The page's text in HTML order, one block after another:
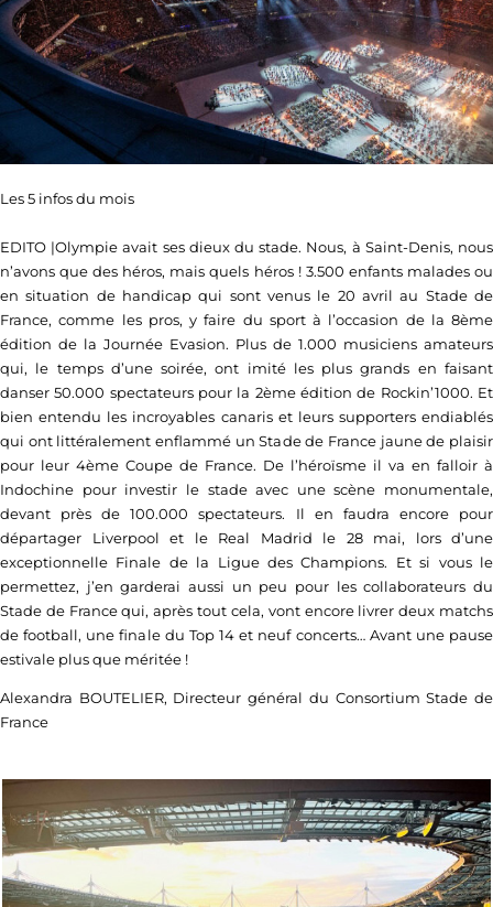
Les 5 infos du mois
EDITO |Olympie avait ses dieux du stade. Nous, à Saint-Denis, nous
n’avons que des héros, mais quels héros ! 3.500 enfants malades ou
en situation de handicap qui sont venus le 20 avril au Stade de
France, comme les pros, y faire du sport à l’occasion de la 8ème
édition de la Journée Evasion. Plus de 1.000 musiciens amateurs
qui, le temps d’une soirée, ont imité les plus grands en faisant
danser 50.000 spectateurs pour la 2ème édition de Rockin’1000. Et
bien entendu les incroyables canaris et leurs supporters endiablés
qui ont littéralement enflammé un Stade de France jaune de plaisir
pour leur 4ème Coupe de France. De l’héroïsme il va en falloir à
Indochine pour investir le stade avec une scène monumentale,
devant près de 100.000 spectateurs. Il en faudra encore pour
départager Liverpool et le Real Madrid le 28 mai, lors d’une
exceptionnelle Finale de la Ligue des Champions. Et si vous le
permettez, j’en garderai aussi un peu pour les collaborateurs du
Stade de France qui, après tout cela, vont encore livrer deux matchs
de football, une finale du Top 14 et neuf concerts… Avant une pause
estivale plus que méritée !
Alexandra BOUTELIER, Directeur général du Consortium Stade de
France